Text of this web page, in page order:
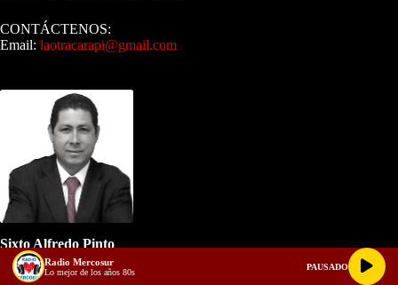
CONTÁCTENOS:
Email: laotracarapi@gmail.com
Sixto Alfredo Pinto
View ProfileRadio Mercosur
Lo mejor de los años 80s
PAUSADO